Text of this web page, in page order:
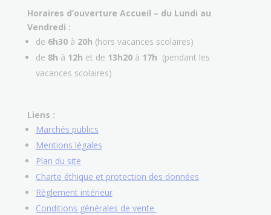
Horaires d’ouverture Accueil – du Lundi au
Vendredi :
de 6h30 à 20h (hors vacances scolaires)
de 8h à 12h et de 13h20 à 17h (pendant les
vacances scolaires)
Liens :
Marchés publics
Mentions légales
Plan du site
Charte éthique et protection des données
Règlement intérieur
Conditions générales de vente